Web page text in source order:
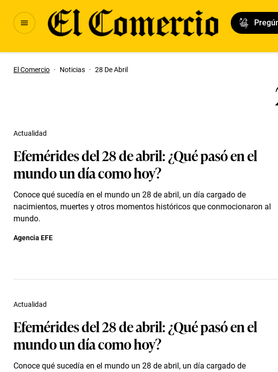
El Comercio · Noticias · 28 De Abril
Efemérides del 28 de abril: ¿Qué pasó en el
mundo un día como hoy?
Conoce qué sucedía en el mundo un 28 de abril, un día cargado de
nacimientos, muertes y otros momentos históricos que conmocionaron al
mundo.
Actualidad
Agencia EFE
Efemérides del 28 de abril: ¿Qué pasó en el
mundo un día como hoy?
Conoce qué sucedía en el mundo un 28 de abril, un día cargado de
Actualidad